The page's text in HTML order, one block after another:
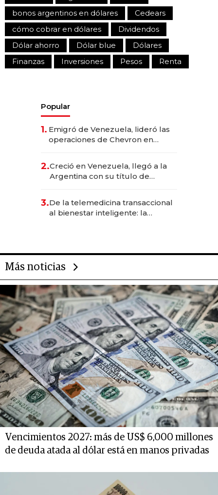
bonos argentinos en dólares
Cedears
cómo cobrar en dólares
Dividendos
Dólar ahorro
Dólar blue
Dólares
Finanzas
Inversiones Pesos Renta
Popular
1. Emigró de Venezuela, lideró las
operaciones de Chevron en
2.Creció en Venezuela, llegó a la
Argentina con su título de
las marcas "fast premium"
3.De la telemedicina transaccional
al bienestar inteligente: la
Más noticias
Vencimientos 2027: más de US$ 6,000 millones
de deuda atada al dólar está en manos privadas